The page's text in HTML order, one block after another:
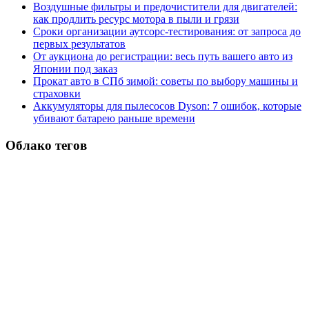
Воздушные фильтры и предочистители для двигателей:
как продлить ресурс мотора в пыли и грязи
Сроки организации аутсорс‑тестирования: от запроса до
первых результатов
От аукциона до регистрации: весь путь вашего авто из
Японии под заказ
Прокат авто в СПб зимой: советы по выбору машины и
страховки
Аккумуляторы для пылесосов Dyson: 7 ошибок, которые
убивают батарею раньше времени
Облако тегов